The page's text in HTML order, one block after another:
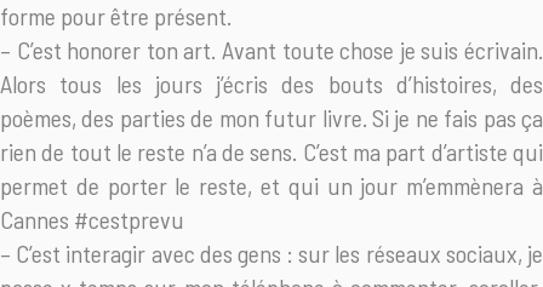
forme pour être présent.
– C’est honorer ton art. Avant toute chose je suis écrivain.
Alors tous les jours j’écris des bouts d’histoires, des
poèmes, des parties de mon futur livre. Si je ne fais pas ça
rien de tout le reste n’a de sens. C’est ma part d’artiste qui
permet de porter le reste, et qui un jour m’emmènera à
Cannes #cestprevu
– C’est interagir avec des gens : sur les réseaux sociaux, je